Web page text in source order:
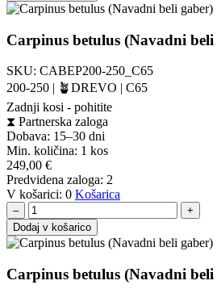
Carpinus betulus (Navadni beli
SKU: CABEP200-250_C65
200-250 | 🪴DREVO | C65
Zadnji kosi - pohitite
⧗ Partnerska zaloga
Dobava: 15–30 dni
Min. količina: 1 kos
249,00 €
Predvidena zaloga: 2
V košarici: 0 Košarica
–
+
Dodaj v košarico
Carpinus betulus (Navadni beli